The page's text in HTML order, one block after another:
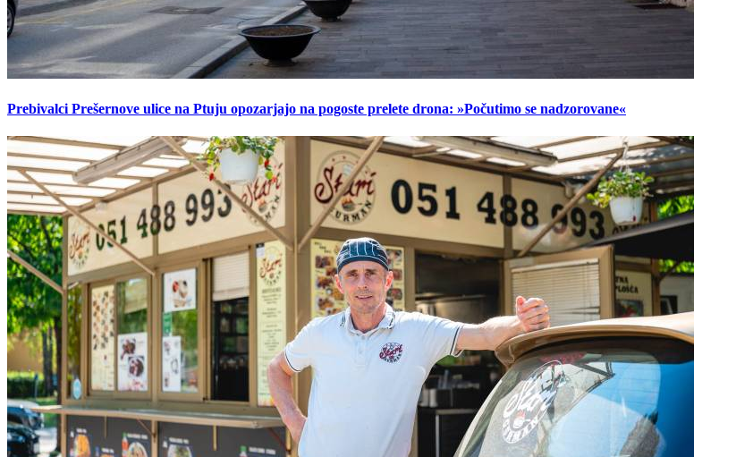
Prebivalci Prešernove ulice na Ptuju opozarjajo na pogoste prelete drona: »Počutimo se nadzorovane«
Prijavi se na cajtng